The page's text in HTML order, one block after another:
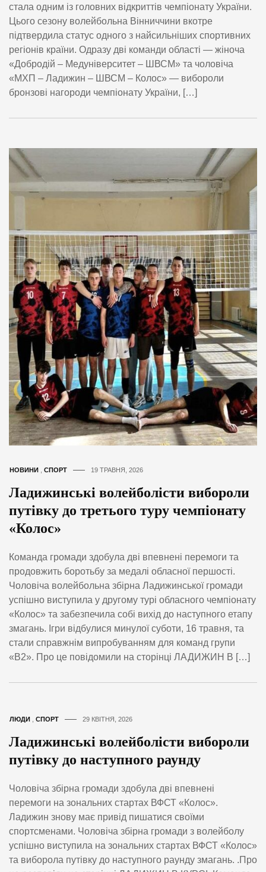
стала одним із головних відкриттів чемпіонату України.
Цього сезону волейбольна Вінниччини вкотре
підтвердила статус одного з найсильніших спортивних
регіонів країни. Одразу дві команди області — жіноча
«Добродій – Медуніверситет – ШВСМ» та чоловіча
«МХП – Ладижин – ШВСМ – Колос» — вибороли
бронзові нагороди чемпіонату України, […]
НОВИНИ , СПОРТ 19 ТРАВНЯ, 2026
Ладижинські волейболісти вибороли
путівку до третього туру чемпіонату
«Колос»
Команда громади здобула дві впевнені перемоги та
продовжить боротьбу за медалі обласної першості.
Чоловіча волейбольна збірна Ладижинської громади
успішно виступила у другому турі обласного чемпіонату
«Колос» та забезпечила собі вихід до наступного етапу
змагань. Ігри відбулися минулої суботи, 16 травня, та
стали справжнім випробуванням для команд групи
«В2». Про це повідомили на сторінці ЛАДИЖИН В […]
ЛЮДИ СПОРТ 29 КВІТНЯ, 2026
Ладижинські волейболісти вибороли
путівку до наступного раунду
Чоловіча збірна громади здобула дві впевнені
перемоги на зональних стартах ВФСТ «Колос».
Ладижин знову має привід пишатися своїми
спортсменами. Чоловіча збірна громади з волейболу
успішно виступила на зональних стартах ВФСТ «Колос»
та виборола путівку до наступного раунду змагань. .Про